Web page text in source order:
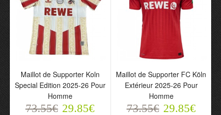
Special Edition 2025-26
Pour Homme
73.55€
Maillot de Supporter FC
Köln Extérieur 2025-26
Pour Homme
73.55€ 29.85€
Maillot de Supporter Koln
Special Edition 2025-26 Pour
Homme
73.55€ 29.85€
Maillot de Supporter FC Köln
Extérieur 2025-26 Pour
Homme
73.55€ 29.85€